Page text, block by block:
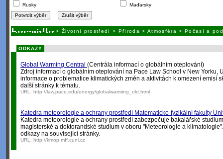
Rusky
Maďarsky
> Životní prostředí > Příroda >Atmosféra >Počasí a
ODKAZY
Global Warming Central (Centrála informací o globálním oteplování)
Zdroj informací o globálním oteplování na Pace Law School v New Yorku,
informace o problematice klimatických změn a aktivitách k omezení emisí
další stránky k tématu.
URL: http://law.pace.edu/energy/globalwarming_old.html
Katedra meteorologie a ochrany prostředí Matematicko-fyzikální fakulty
Katedra meteorologie a ochrany prostředí zabezpečuje bakalářské
magisterské a doktorandské studium v oboru "Meteorologie a
odkazy na související stránky.
URL: http://kmop.mff.cuni.cz